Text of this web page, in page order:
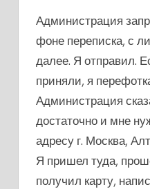
Администрация
фоне переписка, с
далее. Я отправил.
приняли, я
Администрация
достаточно и мне
адресу г. Москва,
Я пришел туда,
получил карту,